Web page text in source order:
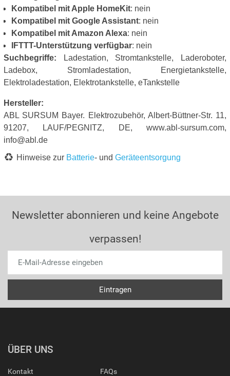
Kompatibel mit Apple HomeKit: nein
Kompatibel mit Google Assistant: nein
Kompatibel mit Amazon Alexa: nein
IFTTT-Unterstützung verfügbar: nein
Suchbegriffe: Ladestation, Stromtankstelle, Laderoboter,
Ladebox, Stromladestation, Energietankstelle,
Elektroladestation, Elektrotankstelle, eTankstelle
Hersteller:
ABL SURSUM Bayer. Elektrozubehör, Albert-Büttner-Str. 11,
91207, LAUF/PEGNITZ, DE, www.abl-sursum.com,
info@abl.de
Hinweise zur Batterie- und Geräteentsorgung
Newsletter abonnieren und keine Angebote
verpassen!
ÜBER UNS
Kontakt FAQs